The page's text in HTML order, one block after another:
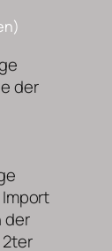
der
der